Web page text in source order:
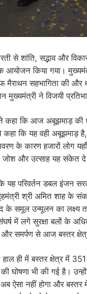
से शांति, सद्भाव और
आयोजन किया गया।
मैराथन सहभागिता की और
मुख्यमंत्री ने विजयी
ने कहा कि आज अबूझमाड़
कहा कि यह वही अबूझमाड़
के कारण हजारों लोग
जोश और उत्साह यह संकेत
यह परिवर्तन डबल इंजन
श्री अमित शाह के
समूल उन्मूलन का लक्ष्य
में लगे सुरक्षा बलों के
और समर्पण से आज बस्तर
ही में बस्तर क्षेत्र में
की घोषणा भी की गई है।
ऐसा नहीं होगा और बस्तर